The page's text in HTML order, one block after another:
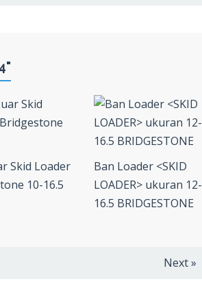
Skid Loader
10-16.5
Ban Loader <SKID
LOADER> ukuran 12-
16.5 BRIDGESTONE
Next »